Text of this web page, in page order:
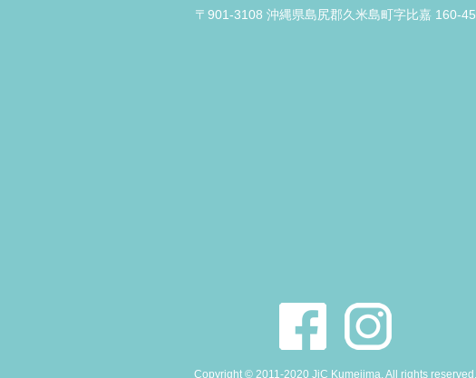
〒901-3108 沖縄県島尻郡久米島町字比嘉 160-45
Copyright © 2011-2020 JiC Kumejima. All rights reserved.